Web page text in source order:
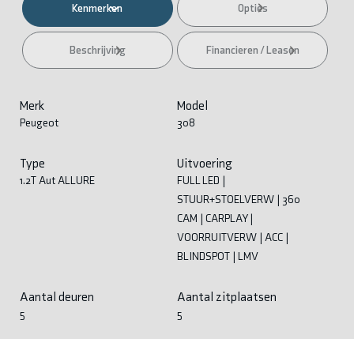
Kenmerken Opties
Beschrijving Financieren / Leasen
Merk
Peugeot
Model
308
Type
1.2T Aut ALLURE
Uitvoering
FULL LED |
STUUR+STOELVERW | 360
CAM | CARPLAY |
VOORRUITVERW | ACC |
BLINDSPOT | LMV
Aantal deuren
5
Aantal zitplaatsen
5